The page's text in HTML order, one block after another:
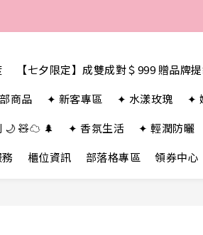
【七夕限定】成雙成對＄999 贈品牌
商品 ✦ 新客專區 ✦ 水漾玫瑰 ✦
🌙 🧸☁️ 🌲
✦ 香氛生活 ✦ 輕潤防曬
櫃位資訊 部落格專區 領券中心